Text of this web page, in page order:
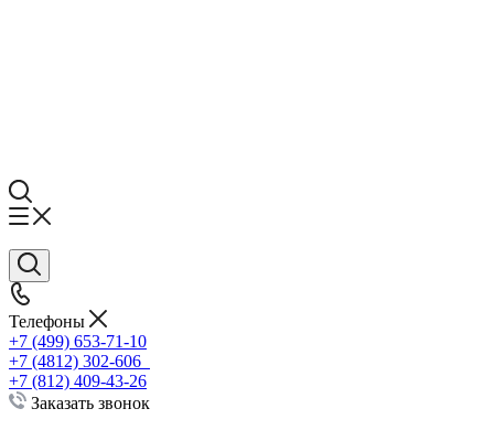
Телефоны
+7 (499) 653-71-10
+7 (4812) 302-606
+7 (812) 409-43-26
Заказать звонок